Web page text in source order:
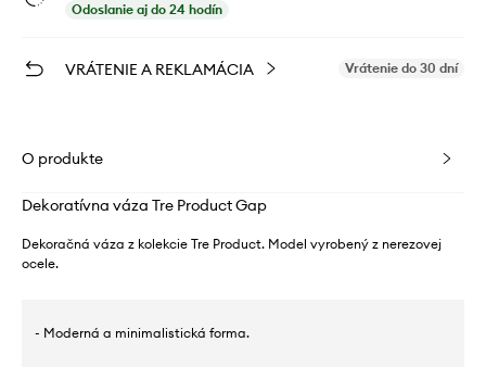
Odoslanie aj do 24 hodín
VRÁTENIE A REKLAMÁCIA Vrátenie do 30 dní
O produkte
Dekoratívna váza Tre Product Gap
Dekoračná váza z kolekcie Tre Product. Model vyrobený z nerezovej
ocele.
- Moderná a minimalistická forma.